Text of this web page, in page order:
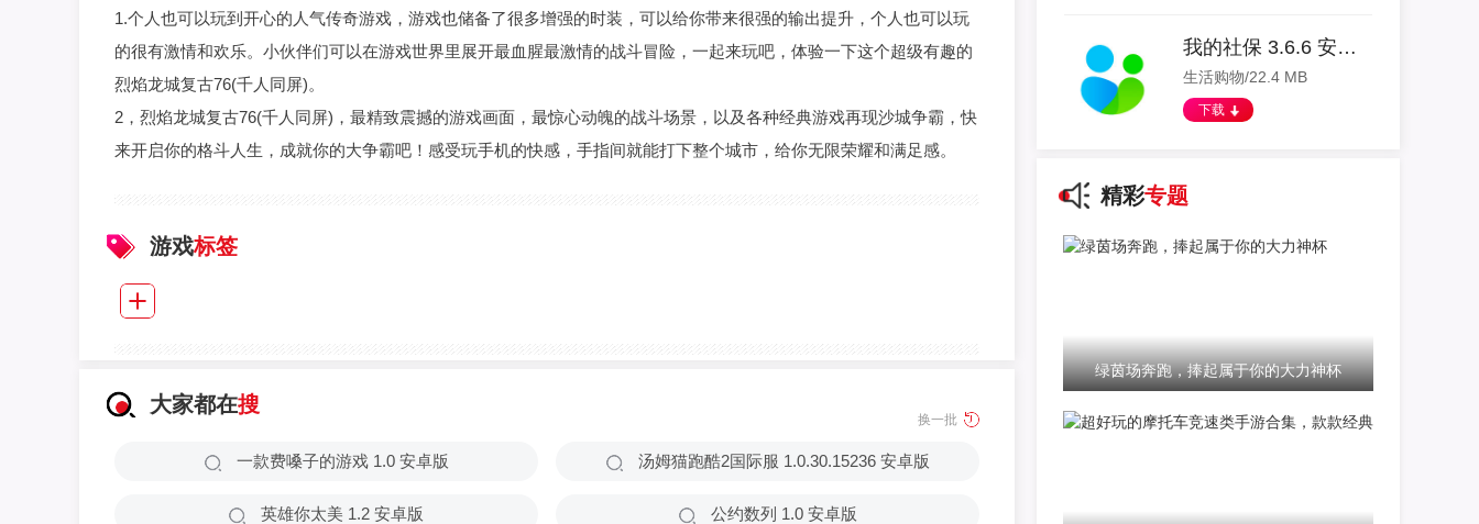
1.个人也可以玩到开心的人气传奇游戏，游戏也储备了很多增强的时装，可以给你带来很强的输出提升，个人也可以玩
的很有激情和欢乐。小伙伴们可以在游戏世界里展开最血腥最激情的战斗冒险，一起来玩吧，体验一下这个超级有趣的
烈焰龙城复古76(千人同屏)。
2，烈焰龙城复古76(千人同屏)，最精致震撼的游戏画面，最惊心动魄的战斗场景，以及各种经典游戏再现沙城争霸，快
来开启你的格斗人生，成就你的大争霸吧！感受玩手机的快感，手指间就能打下整个城市，给你无限荣耀和满足感。
游戏标签
大家都在搜
换一批
一款费嗓子的游戏 1.0 安卓版 汤姆猫跑酷2国际服 1.0.30.15236 安卓版
英雄你太美 1.2 安卓版 公约数‪列 1.0 安卓版
我的社保 3.6.6 安卓版
生活购物/22.4 MB
下载
精彩专题
绿茵场奔跑，捧起属于你的大力神杯